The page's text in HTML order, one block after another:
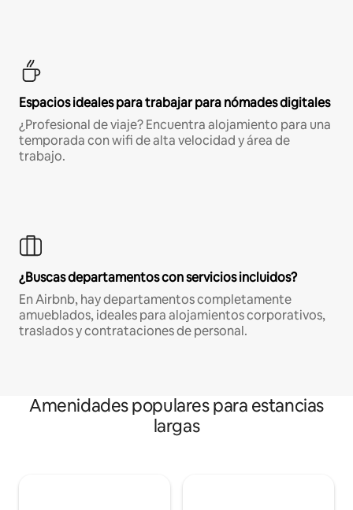
Espacios ideales para trabajar para nómades digitales
¿Profesional de viaje? Encuentra alojamiento para una
temporada con wifi de alta velocidad y área de
trabajo.
¿Buscas departamentos con servicios incluidos?
En Airbnb, hay departamentos completamente
amueblados, ideales para alojamientos corporativos,
traslados y contrataciones de personal.
Amenidades populares para estancias
largas